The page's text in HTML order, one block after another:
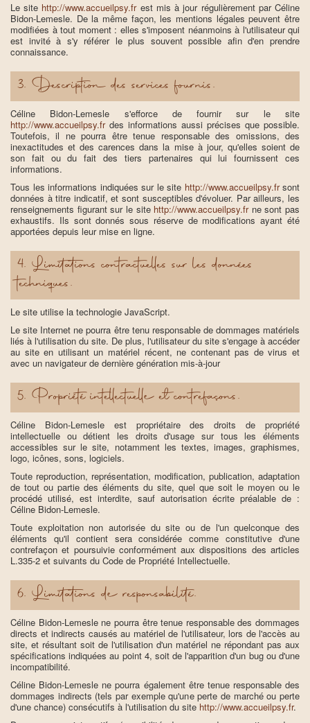
Le site http://www.accueilpsy.frest mis à jour régulièrement par Céline
Bidon-Lemesle. De la même façon, les mentions légales peuvent être
modifiées à tout moment : elles s'imposent néanmoins à l'utilisateur qui
est invité à s'y référer le plus souvent possible afin d'en prendre
connaissance.
3. Description des services fournis.
Céline Bidon-Lemesle s'efforce de fournir sur le site
http://www.accueilpsy.frdes informations aussi précises que possible.
Toutefois, il ne pourra être tenue responsable des omissions, des
inexactitudes et des carences dans la mise à jour, qu'elles soient de
son fait ou du fait des tiers partenaires qui lui fournissent ces
informations.
Tous les informations indiquées sur le site http://www.accueilpsy.frsont
données à titre indicatif, et sont susceptibles d'évoluer. Par ailleurs, les
renseignements figurant sur le site http://www.accueilpsy.frne sont pas
exhaustifs. Ils sont donnés sous réserve de modifications ayant été
apportées depuis leur mise en ligne.
4. Limitations contractuelles sur les données
techniques.
Le site utilise la technologie JavaScript.
Le site Internet ne pourra être tenu responsable de dommages matériels
liés à l'utilisation du site. De plus, l'utilisateur du site s'engage à accéder
au site en utilisant un matériel récent, ne contenant pas de virus et
avec un navigateur de dernière génération mis-à-jour
5. Propriété intellectuelle et contrefaçons.
Céline Bidon-Lemesle est propriétaire des droits de propriété
intellectuelle ou détient les droits d'usage sur tous les éléments
accessibles sur le site, notamment les textes, images, graphismes,
logo, icônes, sons, logiciels.
Toute reproduction, représentation, modification, publication, adaptation
de tout ou partie des éléments du site, quel que soit le moyen ou le
procédé utilisé, est interdite, sauf autorisation écrite préalable de :
Céline Bidon-Lemesle.
Toute exploitation non autorisée du site ou de l'un quelconque des
éléments qu'il contient sera considérée comme constitutive d'une
contrefaçon et poursuivie conformément aux dispositions des articles
L.335-2 et suivants du Code de Propriété Intellectuelle.
6. Limitations de responsabilité.
Céline Bidon-Lemesle ne pourra être tenue responsable des dommages
directs et indirects causés au matériel de l'utilisateur, lors de l'accès au
site, et résultant soit de l'utilisation d'un matériel ne répondant pas aux
spécifications indiquées au point 4, soit de l'apparition d'un bug ou d'une
incompatibilité.
Céline Bidon-Lemesle ne pourra également être tenue responsable des
dommages indirects (tels par exemple qu'une perte de marché ou perte
d'une chance) consécutifs à l'utilisation du site http://www.accueilpsy.fr.